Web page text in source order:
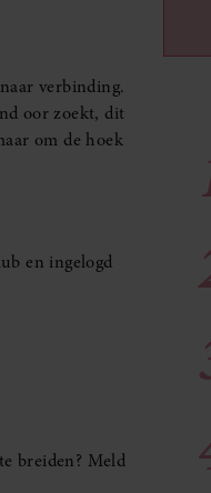
verbinding.
oor zoekt, dit
om de hoek
en ingelogd
breiden? Meld